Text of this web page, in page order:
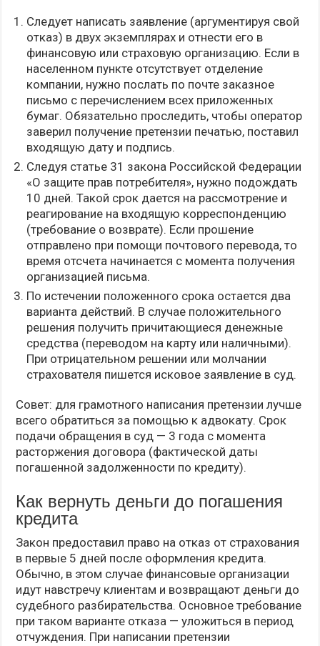
Следует написать заявление (аргументируя свой
отказ) в двух экземплярах и отнести его в
финансовую или страховую организацию. Если в
населенном пункте отсутствует отделение
компании, нужно послать по почте заказное
письмо с перечислением всех приложенных
бумаг. Обязательно проследить, чтобы оператор
заверил получение претензии печатью, поставил
входящую дату и подпись.
Следуя статье 31 закона Российской Федерации
«О защите прав потребителя», нужно подождать
10 дней. Такой срок дается на рассмотрение и
реагирование на входящую корреспонденцию
(требование о возврате). Если прошение
отправлено при помощи почтового перевода, то
время отсчета начинается с момента получения
организацией письма.
По истечении положенного срока остается два
варианта действий. В случае положительного
решения получить причитающиеся денежные
средства (переводом на карту или наличными).
При отрицательном решении или молчании
страхователя пишется исковое заявление в суд.
Совет: для грамотного написания претензии лучше
всего обратиться за помощью к адвокату. Срок
подачи обращения в суд — 3 года с момента
расторжения договора (фактической даты
погашенной задолженности по кредиту).
Как вернуть деньги до погашения
кредита
Закон предоставил право на отказ от страхования
в первые 5 дней после оформления кредита.
Обычно, в этом случае финансовые организации
идут навстречу клиентам и возвращают деньги до
судебного разбирательства. Основное требование
при таком варианте отказа — уложиться в период
отчуждения. При написании претензии